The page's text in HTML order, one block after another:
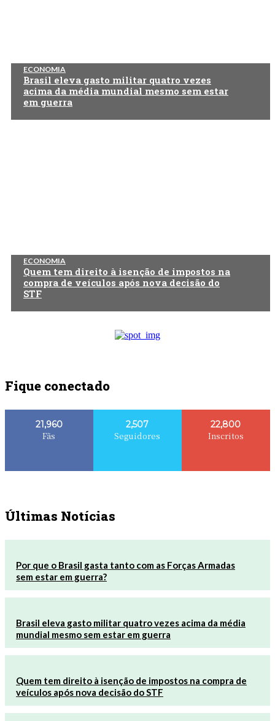
ECONOMIA
Brasil eleva gasto militar quatro vezes
acima da média mundial mesmo sem estar
em guerra
ECONOMIA
Quem tem direito à isenção de impostos na
compra de veículos após nova decisão do
STF
Fique conectado
21,960
Fãs
2,507
Seguidores
22,800
Inscritos
Últimas Notícias
Por que o Brasil gasta tanto com as Forças Armadas
sem estar em guerra?
Brasil eleva gasto militar quatro vezes acima da média
mundial mesmo sem estar em guerra
Quem tem direito à isenção de impostos na compra de
veículos após nova decisão do STF